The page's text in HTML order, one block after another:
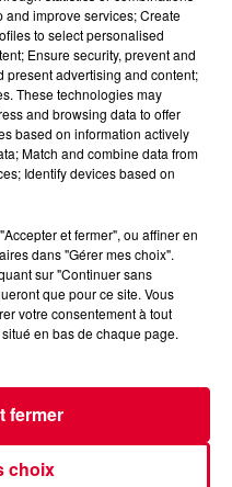
:Facebook Officiel Tomorrowland
and improve services; Create
to select personalised
Ensure security, prevent and
present advertising and content;
These technologies may
and browsing data to offer
based on information actively
Match and combine data from
Identify devices based on
et fermer", ou affiner en
dans "Gérer mes choix".
sur "Continuer sans
que pour ce site. Vous
votre consentement à tout
en bas de chaque page.
choix
fermer